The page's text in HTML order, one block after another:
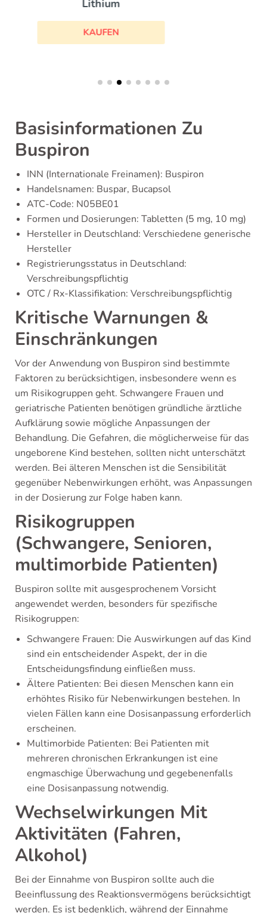
Basisinformationen Zu
Buspiron
INN (Internationale Freinamen): Buspiron
Handelsnamen: Buspar, Bucapsol
ATC-Code: N05BE01
Formen und Dosierungen: Tabletten (5 mg, 10 mg)
Hersteller in Deutschland: Verschiedene generische
Hersteller
Registrierungsstatus in Deutschland:
Verschreibungspflichtig
OTC / Rx-Klassifikation: Verschreibungspflichtig
Kritische Warnungen &
Einschränkungen
Vor der Anwendung von Buspiron sind bestimmte
Faktoren zu berücksichtigen, insbesondere wenn es
um Risikogruppen geht. Schwangere Frauen und
geriatrische Patienten benötigen gründliche ärztliche
Aufklärung sowie mögliche Anpassungen der
Behandlung. Die Gefahren, die möglicherweise für das
ungeborene Kind bestehen, sollten nicht unterschätzt
werden. Bei älteren Menschen ist die Sensibilität
gegenüber Nebenwirkungen erhöht, was Anpassungen
in der Dosierung zur Folge haben kann.
Risikogruppen
(Schwangere, Senioren,
multimorbide Patienten)
Buspiron sollte mit ausgesprochenem Vorsicht
angewendet werden, besonders für spezifische
Risikogruppen:
Schwangere Frauen: Die Auswirkungen auf das Kind
sind ein entscheidender Aspekt, der in die
Entscheidungsfindung einfließen muss.
Ältere Patienten: Bei diesen Menschen kann ein
erhöhtes Risiko für Nebenwirkungen bestehen. In
vielen Fällen kann eine Dosisanpassung erforderlich
erscheinen.
Multimorbide Patienten: Bei Patienten mit
mehreren chronischen Erkrankungen ist eine
engmaschige Überwachung und gegebenenfalls
eine Dosisanpassung notwendig.
Wechselwirkungen Mit
Aktivitäten (Fahren,
Alkohol)
Bei der Einnahme von Buspiron sollte auch die
Beeinflussung des Reaktionsvermögens berücksichtigt
werden. Es ist bedenklich, während der Einnahme